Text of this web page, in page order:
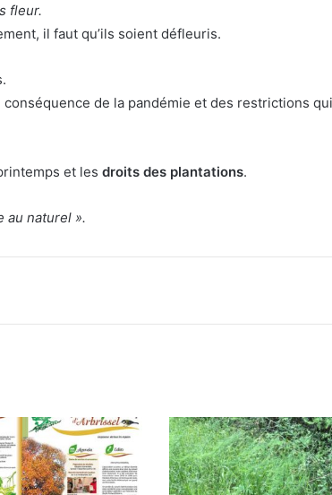
fleur.
il faut qu’ils soient défleuris.
conséquence de la pandémie et des restrictions
et les droits des plantations.
au naturel ».